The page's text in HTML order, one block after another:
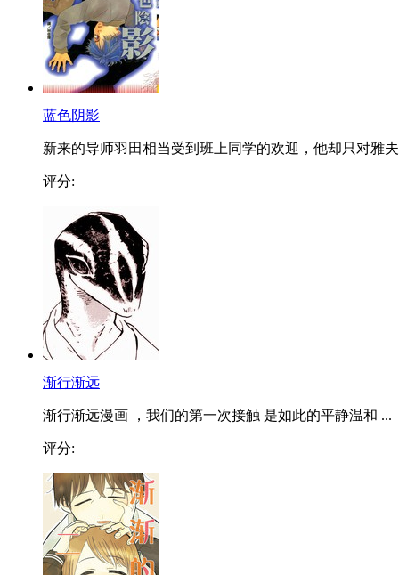
蓝色阴影
新来的导师羽田相当受到班上同学的欢迎，他却只对雅
评分:
渐行渐远
渐行渐远漫画 ，我们的第一次接触 是如此的平静温和 ...
评分: